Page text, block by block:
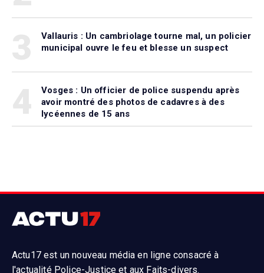
Vallauris : Un cambriolage tourne mal, un policier
municipal ouvre le feu et blesse un suspect
Vosges : Un officier de police suspendu après
avoir montré des photos de cadavres à des
lycéennes de 15 ans
Actu17 est un nouveau média en ligne consacré à
l'actualité Police-Justice et aux Faits-divers.